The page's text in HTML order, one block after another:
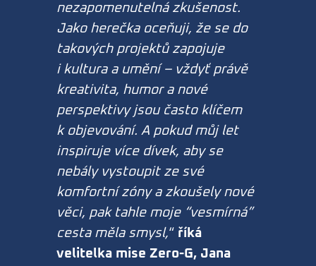
nezapomenutelná zkušenost.
Jako herečka oceňuji, že se do
takových projektů zapojuje
i kultura a umění – vždyť právě
kreativita, humor a nové
perspektivy jsou často klíčem
k objevování. A pokud můj let
inspiruje více dívek, aby se
nebály vystoupit ze své
komfortní zóny a zkoušely nové
věci, pak tahle moje “vesmírná”
cesta měla smysl,“ říká
velitelka mise Zero-G, Jana